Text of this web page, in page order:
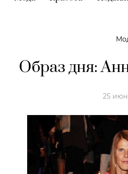
Образ дня:
25